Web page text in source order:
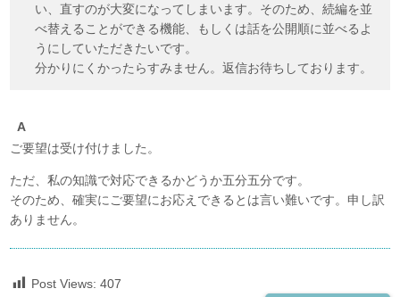
い、直すのが大変になってしまいます。そのため、続編を並
べ替えることができる機能、もしくは話を公開順に並べるよ
うにしていただきたいです。
分かりにくかったらすみません。返信お待ちしております。
ご要望は受け付けました。
ただ、私の知識で対応できるかどうか五分五分です。
そのため、確実にご要望にお応えできるとは言い難いです。申し訳
ありません。
Post Views: 407